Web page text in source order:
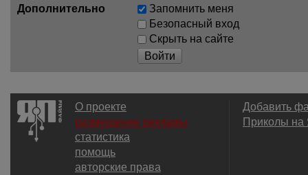
Дополнительно
Запомнить меня
Безопасный вход
Скрыть на сайте
Войти
О проекте
размещение рекламы
статистика
помощь
авторские права
Добавить
Приколы